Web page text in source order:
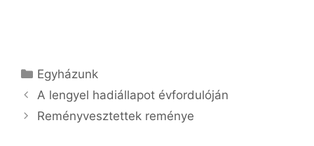
Kategória
Egyházunk
A lengyel hadiállapot évfordulóján
Reményvesztettek reménye